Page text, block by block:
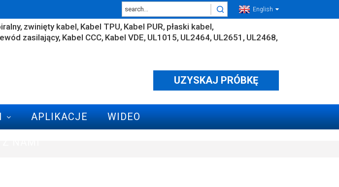
English
zwinięty kabel Kabel TPU Kabel PUR płaski kabel
zasilający Kabel CCC Kabel VDE UL1015 UL2464 UL2651 UL2468
UZYSKAJ PRÓBKĘ
APLIKACJE WIDEO